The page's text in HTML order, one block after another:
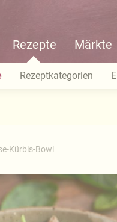
Rezepte Märkte
Rezeptkategorien
Kürbis-Bowl